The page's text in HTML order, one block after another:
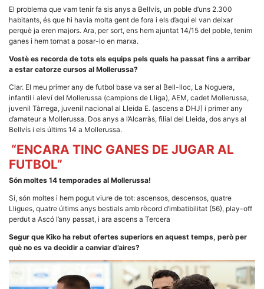
El problema que vam tenir fa sis anys a Bellvís, un poble d’uns 2.300
habitants, és que hi havia molta gent de fora i els d’aquí el van deixar
perquè ja eren majors. Ara, per sort, ens hem ajuntat 14/15 del poble, tenim
ganes i hem tornat a posar-lo en marxa.
Vostè es recorda de tots els equips pels quals ha passat fins a arribar
a estar catorze cursos al Mollerussa?
Clar. El meu primer any de futbol base va ser al Bell-lloc, La Noguera,
infantil i aleví del Mollerussa (campions de Lliga), AEM, cadet Mollerussa,
juvenil Tàrrega, juvenil nacional al Lleida E. (ascens a DHJ) i primer any
d’amateur a Mollerussa. Dos anys a l’Alcarràs, filial del Lleida, dos anys al
Bellvís i els últims 14 a Mollerussa.
“ENCARA TINC GANES DE JUGAR AL
FUTBOL”
Són moltes 14 temporades al Mollerussa!
Sí, són moltes i hem pogut viure de tot: ascensos, descensos, quatre
Lligues, quatre últims anys bestials amb rècord d’imbatibilitat (56), play-off
perdut a Ascó l’any passat, i ara ascens a Tercera
Segur que Kiko ha rebut ofertes superiors en aquest temps, però per
què no es va decidir a canviar d’aires?
dispositiu que
permeten que el
lloc funcioni tan
bé com sigui
aquestes
funcionalitats
desapareixeran
del lloc web.
En compartir
nostre lloc
web
incrementes
de mirar
ofertes i
contingut
personalitzat.